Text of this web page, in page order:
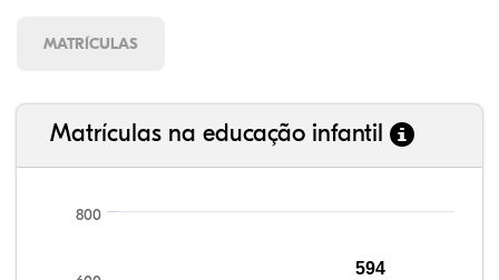
MATRÍCULAS
Matrículas na educação infantil
800
594